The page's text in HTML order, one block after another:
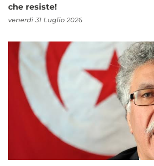
che resiste!
venerdì 31 Luglio 2026